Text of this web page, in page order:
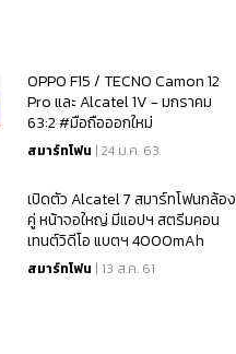
OPPO F15 / TECNO Camon 12
Pro และ Alcatel 1V - มกราคม
63:2 #มือถือออกใหม่
สมาร์ทโฟน | 24 ม.ค. 63
เปิดตัว Alcatel 7 สมาร์ทโฟนกล้อง
คู่ หน้าจอใหญ่ มีแอปฯ สตรีมคอน
เทนต์วิดีโอ แบตฯ 4000mAh
ราคา 6,000 บาท
สมาร์ทโฟน | 13 ส.ค. 61